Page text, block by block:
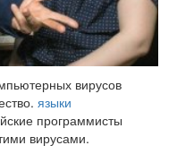
вирусов
языки
программисты
вирусами.